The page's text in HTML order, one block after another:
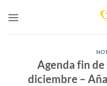
Agenda fin de
diciembre –